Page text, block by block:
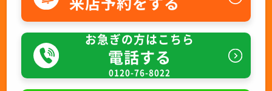
お急ぎの方はこちら
電話する
0120-76-8022